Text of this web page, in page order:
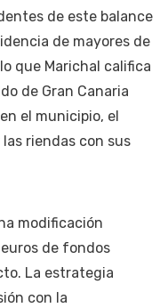
de este balance
de mayores de
que Marichal califica
de Gran Canaria
el municipio, el
riendas con sus
modificación
de fondos
La estrategia
con la